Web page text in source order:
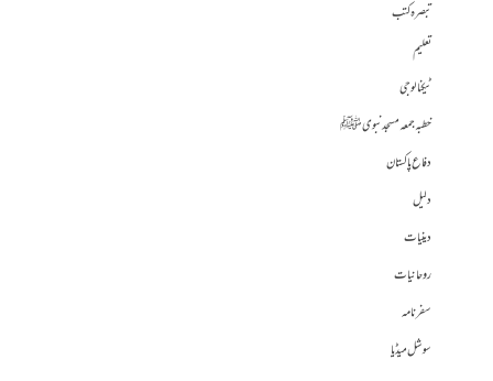
تبصرہ کتب
تعلیم
ٹیکنالوجی
خطبہ جمعہ مسجد نبوی ﷺ
دفاع پاکستان
دلیل
دینیات
روحانیات
سفرنامہ
سوشل میڈیا